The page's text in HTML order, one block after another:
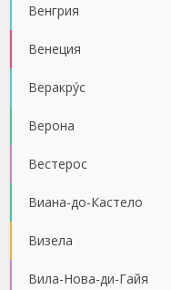
Венгрия
Венеция
Веракру́с
Верона
Вестерос
Виана-до-Кастело
Визела
Вила-Нова-ди-Гайя